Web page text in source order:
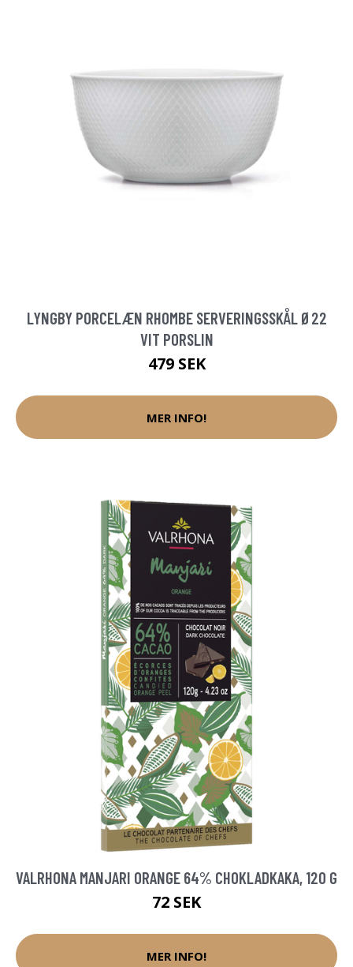
LYNGBY PORCELÆN RHOMBE SERVERINGSSKÅL Ø22
VIT PORSLIN
479 SEK
MER INFO!
VALRHONA MANJARI ORANGE 64% CHOKLADKAKA, 120 G
72 SEK
MER INFO!